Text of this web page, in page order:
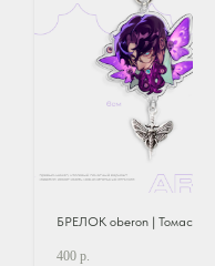
БРЕЛОК oberon | Томас
400 р.